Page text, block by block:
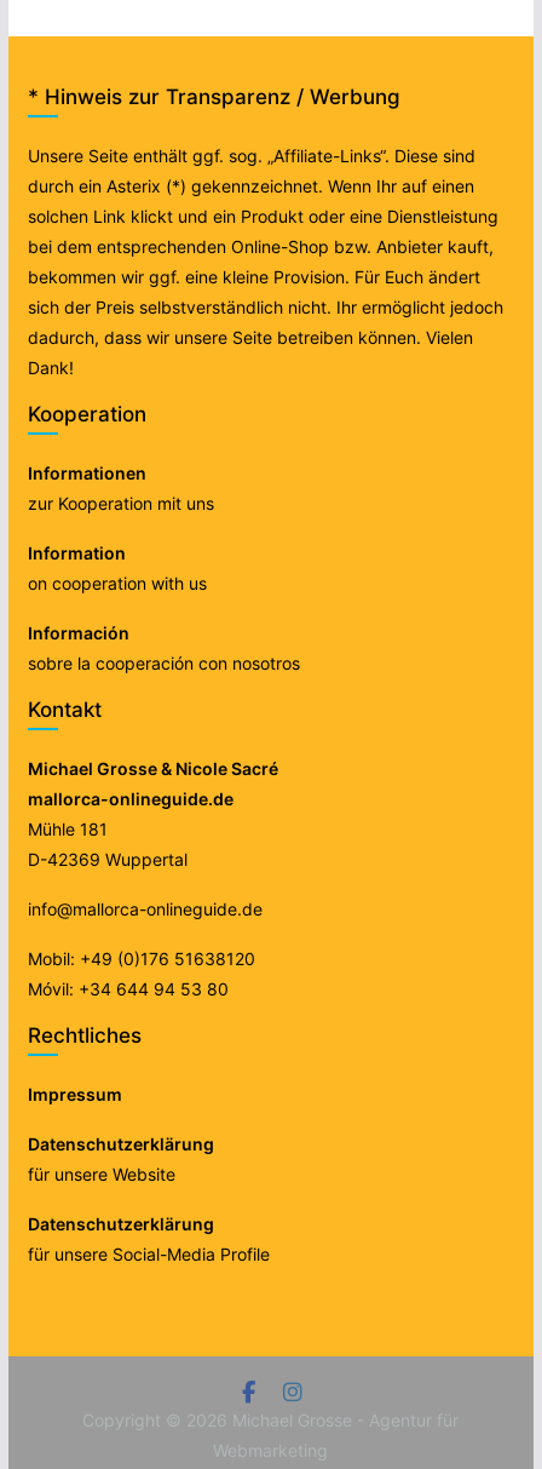
* Hinweis zur Transparenz / Werbung
Unsere Seite enthält ggf. sog. „Affiliate-Links“. Diese sind
durch ein Asterix (*) gekennzeichnet. Wenn Ihr auf einen
solchen Link klickt und ein Produkt oder eine Dienstleistung
bei dem entsprechenden Online-Shop bzw. Anbieter kauft,
bekommen wir ggf. eine kleine Provision. Für Euch ändert
sich der Preis selbstverständlich nicht. Ihr ermöglicht jedoch
dadurch, dass wir unsere Seite betreiben können. Vielen
Dank!
Kooperation
Informationen
zur Kooperation mit uns
Information
on cooperation with us
Información
sobre la cooperación con nosotros
Kontakt
Michael Grosse & Nicole Sacré
mallorca-onlineguide.de
Mühle 181
D-42369 Wuppertal
info@mallorca-onlineguide.de
Mobil: +49 (0)176 51638120
Móvil: +34 644 94 53 80
Rechtliches
Impressum
Datenschutzerklärung
für unsere Website
Datenschutzerklärung
für unsere Social-Media Profile
Copyright © 2026 Michael Grosse - Agentur für
Webmarketing